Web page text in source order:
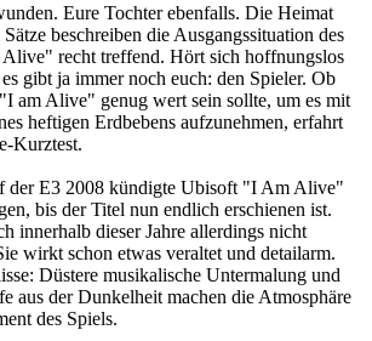
Eure Tochter ebenfalls. Die Heimat
beschreiben die Ausgangssituation des
recht treffend. Hört sich hoffnungslos
gibt ja immer noch euch: den Spieler. Ob
am Alive" genug wert sein sollte, um es mit
heftigen Erdbebens aufzunehmen, erfahrt
Kurztest.
der E3 2008 kündigte Ubisoft "I Am Alive"
bis der Titel nun endlich erschienen ist.
innerhalb dieser Jahre allerdings nicht
wirkt schon etwas veraltet und detailarm.
Düstere musikalische Untermalung und
aus der Dunkelheit machen die Atmosphäre
des Spiels.